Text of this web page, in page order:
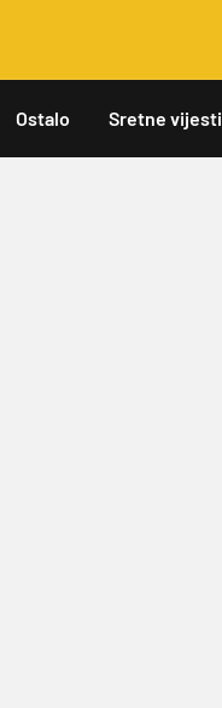
Ostalo Sretne vijesti